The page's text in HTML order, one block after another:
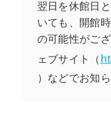
出品作家：青柳
ィニー・スーン
ゥヴェルシェー
リー・イーファ
ジェンシーズ！
翌日を休館日
いても、開館
の可能性がご
ェブサイト（
）などでお知